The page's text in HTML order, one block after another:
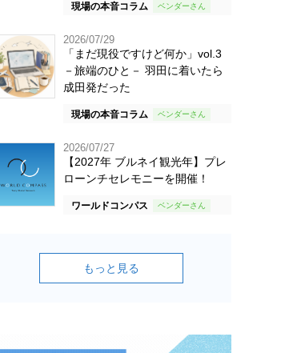
現場の本音コラム
2026/07/29
「まだ現役ですけど何か」vol.3
－旅端のひと－ 羽田に着いたら
成田発だった
現場の本音コラム
2026/07/27
【2027年 ブルネイ観光年】プレ
ローンチセレモニーを開催！
ワールドコンパス
もっと見る